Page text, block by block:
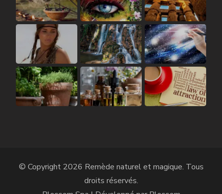
© Copyright 2026 Remède naturel et magique. Tous
droits réservés.